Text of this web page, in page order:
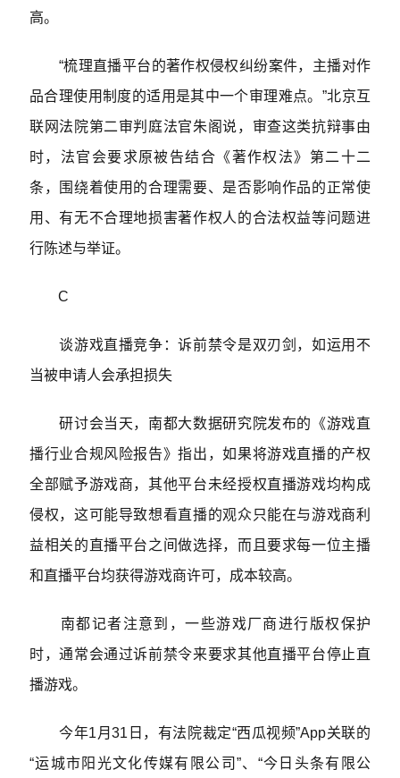
高。
“梳理直播平台的著作权侵权纠纷案件，主播对作
品合理使用制度的适用是其中一个审理难点。”北京互
联网法院第二审判庭法官朱阁说，审查这类抗辩事由
时，法官会要求原被告结合《著作权法》第二十二
条，围绕着使用的合理需要、是否影响作品的正常使
用、有无不合理地损害著作权人的合法权益等问题进
行陈述与举证。
C
谈游戏直播竞争：诉前禁令是双刃剑，如运用不
当被申请人会承担损失
研讨会当天，南都大数据研究院发布的《游戏直
播行业合规风险报告》指出，如果将游戏直播的产权
全部赋予游戏商，其他平台未经授权直播游戏均构成
侵权，这可能导致想看直播的观众只能在与游戏商利
益相关的直播平台之间做选择，而且要求每一位主播
和直播平台均获得游戏商许可，成本较高。
南都记者注意到，一些游戏厂商进行版权保护
时，通常会通过诉前禁令来要求其他直播平台停止直
播游戏。
今年1月31日，有法院裁定“西瓜视频”App关联的
“运城市阳光文化传媒有限公司”、“今日头条有限公